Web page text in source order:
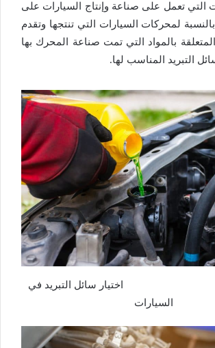
التي تعمل على صناعة وإنتاج السيارات على
لمحركات السيارات التي تنتجها وتقدم
بالمواد التي تمت صناعة المحرك بها
التبريد المناسب لها.
سائل التبريد في
السيارات